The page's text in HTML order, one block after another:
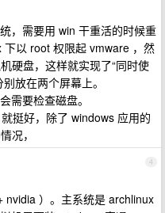
，需要用 win 干重活的时候重
以 root 权限起 vmware ，然
硬盘，这样就实现了“同时使
放在两个屏幕上。
需要检查磁盘。
挺好，除了 windows 应用的
况，
4
nvidia ）。主系统是 archlinux